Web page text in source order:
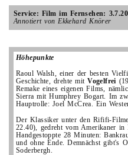
Service: Film im Fernsehen:
Annotiert von Ekkehard Knörer
Höhepunkte
Raoul Walsh, einer der besten
Geschichte, drehte mitVogelfrei
Remake eines eigenen Films,
Sierra mit Humphrey Bogart. Im
Hauptrolle: Joel McCrea. Ein
Der Klassiker unter den Rififi-
22.40), gedreht vom Amerikaner in
Handgestoppte 28 Minuten:
und ohne Ende. Demnächst gibt's
Soderbergh.